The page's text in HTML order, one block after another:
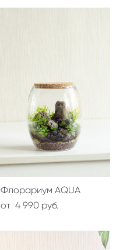
Флорариум AQUA
от 4 990 pуб.